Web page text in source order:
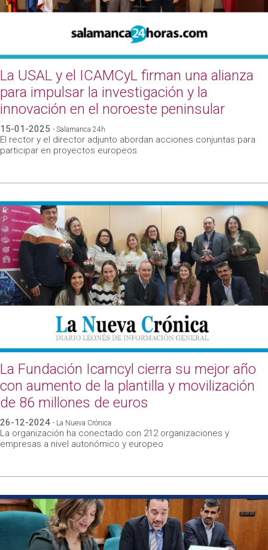
La USAL y el ICAMCyL firman una alianza
para impulsar la investigación y la
innovación en el noroeste peninsular
15-01-2025 - Salamanca 24h
El rector y el director adjunto abordan acciones conjuntas para
participar en proyectos europeos
La Fundación Icamcyl cierra su mejor año
con aumento de la plantilla y movilización
de 86 millones de euros
26-12-2024 - La Nueva Crónica
La organización ha conectado con 212 organizaciones y
empresas a nivel autonómico y europeo